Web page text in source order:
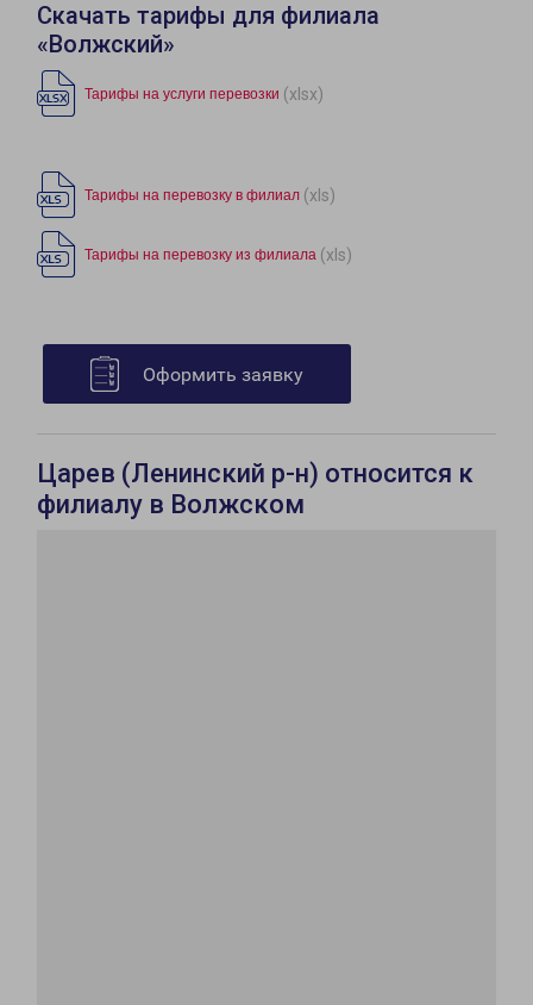
Скачать тарифы для филиала
«Волжский»
Тарифы на услуги перевозки (xlsx)
Тарифы на перевозку в филиал (xls)
Тарифы на перевозку из филиала (xls)
Оформить заявку
Царев (Ленинский р-н) относится к
филиалу в Волжском